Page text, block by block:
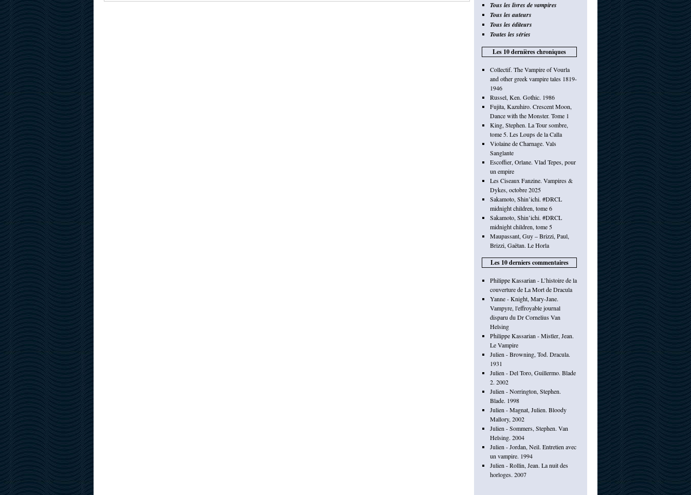
Tous les livres de vampires
Tous les auteurs
Tous les éditeurs
Toutes les séries
Les 10 dernières chroniques
Collectif. The Vampire of Vourla
and other greek vampire tales 1819-
1946
Russel, Ken. Gothic. 1986
Fujita, Kazuhiro. Crescent Moon,
Dance with the Monster. Tome 1
King, Stephen. La Tour sombre,
tome 5. Les Loups de la Calla
Violaine de Charnage. Vals
Sanglante
Escoffier, Orlane. Vlad Tepes, pour
un empire
Les Ciseaux Fanzine. Vampires &
Dykes, octobre 2025
Sakamoto, Shin’ichi. #DRCL
midnight children, tome 6
Sakamoto, Shin’ichi. #DRCL
midnight children, tome 5
Maupassant, Guy – Brizzi, Paul,
Brizzi, Gaëtan. Le Horla
Les 10 derniers commentaires
Philippe Kassarian - L’histoire de la
couverture de La Mort de Dracula
Yanne - Knight, Mary-Jane.
Vampyre, l'effroyable journal
disparu du Dr Cornelius Van
Helsing
Philippe Kassarian - Mistler, Jean.
Le Vampire
Julien - Browning, Tod. Dracula.
1931
Julien - Del Toro, Guillermo. Blade
2. 2002
Julien - Norrington, Stephen.
Blade. 1998
Julien - Magnat, Julien. Bloody
Mallory, 2002
Julien - Sommers, Stephen. Van
Helsing. 2004
Julien - Jordan, Neil. Entretien avec
un vampire. 1994
Julien - Rollin, Jean. La nuit des
horloges. 2007